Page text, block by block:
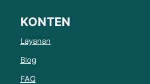
KONTEN
Layanan
Blog
FAQ